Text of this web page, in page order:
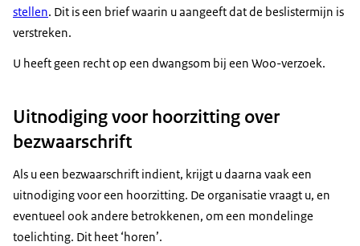
stellen. Dit is een brief waarin u aangeeft dat de beslistermijn is
verstreken.
U heeft geen recht op een dwangsom bij een Woo-verzoek.
Uitnodiging voor hoorzitting over
bezwaarschrift
Als u een bezwaarschrift indient, krijgt u daarna vaak een
uitnodiging voor een hoorzitting. De organisatie vraagt u, en
eventueel ook andere betrokkenen, om een mondelinge
toelichting. Dit heet ‘horen’.